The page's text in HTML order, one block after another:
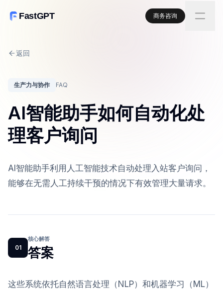
FastGPT 商务咨询
返回
生产力与协作 FAQ
AI智能助手如何自动化处
理客户询问
AI智能助手利用人工智能技术自动处理入站客户询问，
能够在无需人工持续干预的情况下有效管理大量请求。
01
核心解答
答案
这些系统依托自然语言处理（NLP）和机器学习（ML）